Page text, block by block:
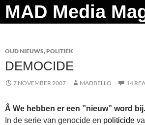
Ga
naar
Zoeken
OUD NIEUWS,POLITIEK
DEMOCIDE
7 NOVEMBER 2007 MADBELLO 14
Â We hebben er een ”nieuw” word bij.
In de serie van genocide en politicide